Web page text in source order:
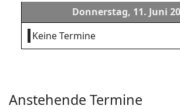
Donnerstag, 11. Juni
Keine Termine
Anstehende Termine